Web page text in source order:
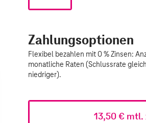
Zahlungsoptionen
Flexibel bezahlen mit 0 % Zinsen:
monatliche Raten (Schlussrate
niedriger).
13,50 € mtl.